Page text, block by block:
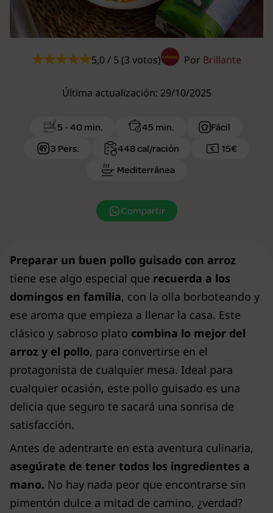
5,0 / 5 (3 votos) Por Brillante
Última actualización: 29/10/2025
5 - 40 min. 45 min.
Fácil
3 Pers.
448 cal/ración
15€
Mediterránea
Compartir
Preparar un buen pollo guisado con arroz
tiene ese algo especial que recuerda a los
domingos en familia, con la olla borboteando y
ese aroma que empieza a llenar la casa. Este
clásico y sabroso plato combina lo mejor del
arroz y el pollo, para convertirse en el
protagonista de cualquier mesa. Ideal para
cualquier ocasión, este pollo guisado es una
delicia que seguro te sacará una sonrisa de
satisfacción.
Antes de adentrarte en esta aventura culinaria,
asegúrate de tener todos los ingredientes a
mano. No hay nada peor que encontrarse sin
pimentón dulce a mitad de camino, ¿verdad?